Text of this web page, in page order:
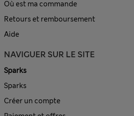
Où est ma commande
Retours et remboursement
Aide
NAVIGUER SUR LE SITE
Sparks
Sparks
Créer un compte